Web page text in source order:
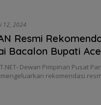
12, 2024
Resmi
Bacalon Bupati
Dewan Pimpinan Pusat
mengeluarkan rekomendasi